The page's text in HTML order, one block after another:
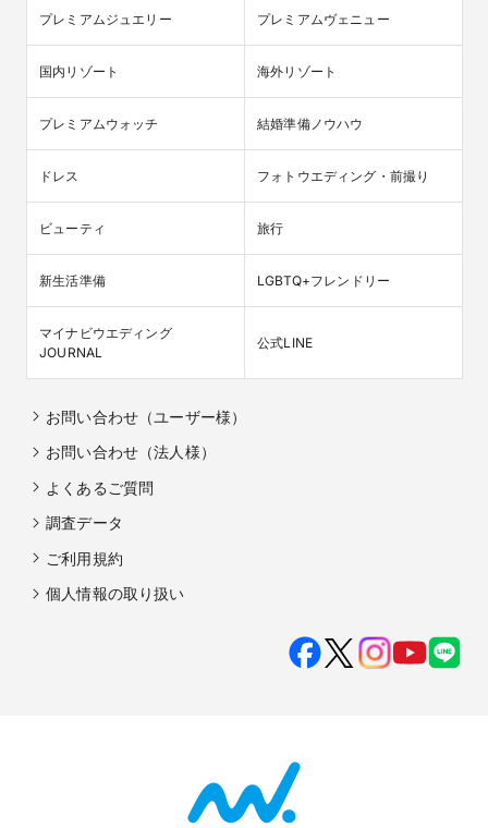
プレミアムジュエリー プレミアムヴェニュー
国内リゾート 海外リゾート
プレミアムウォッチ 結婚準備ノウハウ
ドレス フォトウエディング・前撮り
ビューティ 旅行
新生活準備 LGBTQ+フレンドリー
マイナビウエディング
JOURNAL
公式LINE
お問い合わせ（ユーザー様）
お問い合わせ（法人様）
よくあるご質問
調査データ
ご利用規約
個人情報の取り扱い